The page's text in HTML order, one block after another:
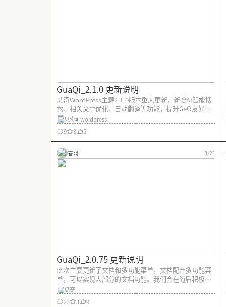
GuaQi_2.1.0 更新说明
瓜奇WordPress主题2.1.0版本重大更新，新增AI智能搜
索、相关文章优化、自动翻译等功能，提升GeO友好性
和使用效率。
瓜奇# wordpress
9
3 5
春哥 3/21
GuaQi_2.0.75 更新说明
此次主要更新了文档和多功能菜单，文档配合多功能菜
单，可以实现大部分的文档功能。我们会在随后积极补
充瓜奇的文档资料，为您提供详细指导。 更新内容：
一、构建器相关 以往为了保证构建器提交数据到您网站
瓜奇
23
3 9